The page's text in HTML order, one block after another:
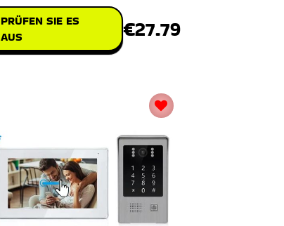
PRÜFEN SIE ES
AUS
€27.79